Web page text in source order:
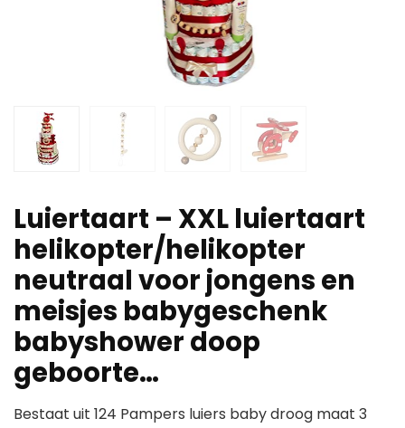
Luiertaart – XXL luiertaart
helikopter/helikopter
neutraal voor jongens en
meisjes babygeschenk
babyshower doop
geboorte…
Bestaat uit 124 Pampers luiers baby droog maat 3